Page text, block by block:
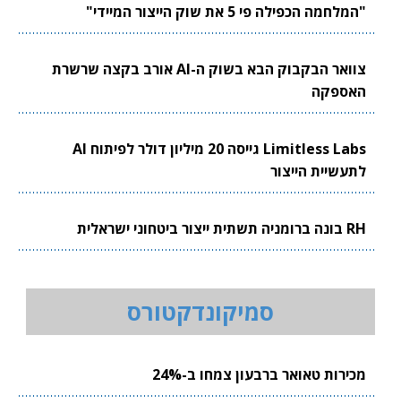
"המלחמה הכפילה פי 5 את שוק הייצור המיידי"
צוואר הבקבוק הבא בשוק ה-AI אורב בקצה שרשרת
האספקה
Limitless Labs גייסה 20 מיליון דולר לפיתוח AI
לתעשיית הייצור
RH בונה ברומניה תשתית ייצור ביטחוני ישראלית
סמיקונדקטורס
מכירות טאואר ברבעון צמחו ב-24%